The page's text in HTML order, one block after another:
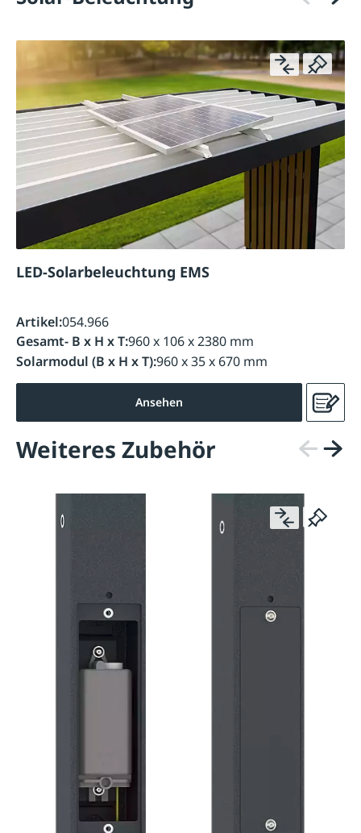
LED-Solarbeleuchtung EMS
Artikel:054.966
Gesamt- B x H x T:960 x 106 x 2380 mm
Solarmodul (B x H x T):960 x 35 x 670 mm
Ansehen
Weiteres Zubehör